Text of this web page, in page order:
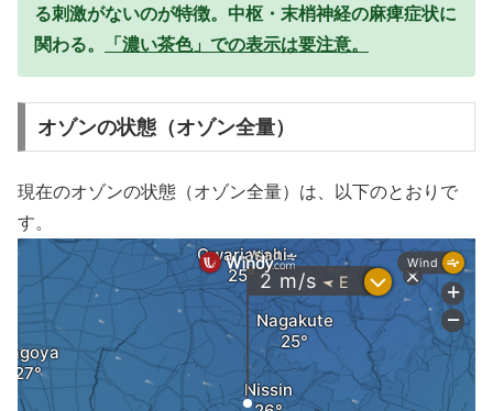
る刺激がないのが特徴。中枢・末梢神経の麻痺症状に
関わる。
「濃い茶色」での表示は要注意。
オゾンの状態（オゾン全量）
現在のオゾンの状態（オゾン全量）は、以下のとおりで
す。